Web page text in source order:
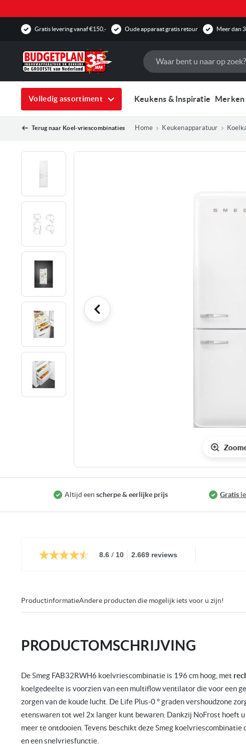
Gratis levering vanaf €150,- Oude apparaat gratis retour Meer dan
Zoek
Volledig assortiment Keukens & Inspiratie Merken
Terug naar Koel-vriescombinaties Home Keukenapparatuur
Ga
de
afbeeldingen-
naar
de
Altijd een scherpe & eerlijke prijs Gratis
8.6 / 10 2.669 reviews
ProductinformatieAndere producten die mogelijk iets voor u zijn!
PRODUCTOMSCHRIJVING
De Smeg FAB32RWH6 koelvriescombinatie is 196 cm hoog, met
koelgedeelte is voorzien van een multiflow ventilator die voor een
zorgen van de koude lucht. De Life Plus-0 ° graden vershoudzone
etenswaren tot wel 2x langer kunt bewaren. Dankzij NoFrost hoeft
meer te ontdooien. Tevens beschikt deze Smeg
en een snelvriesfunctie.